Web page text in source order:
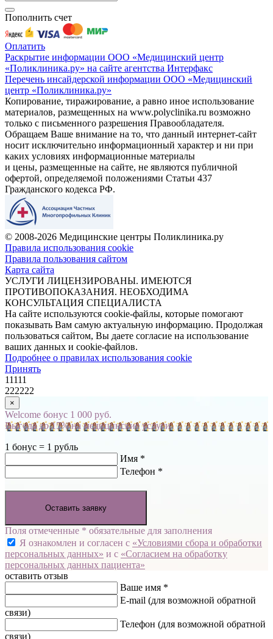
Пополнить счет
Оплатить
Раскрытие информации ООО «Медицинский центр
«Поликлиника.ру» на сайте агентства Интерфакс
Перечень инсайдерской информации ООО «Медицинский
центр «Поликлиника.ру»
Копирование, тиражирование, а равно иное использование
материалов, размещенных на www.polyclinika.ru возможно
только с письменного разрешения Правообладателя.
Обращаем Ваше внимание на то, что данный интернет-сайт
носит исключительно информационный характер и ни при
каких условиях информационные материалы
и цены, размещенные на сайте, не являются публичной
офертой, определяемой положениями Статьи 437
Гражданского кодекса РФ.
© 2008-2026 Медицинские центры Поликлиника.ру
Правила использования cookie
Правила пользования сайтом
Карта сайта
УСЛУГИ ЛИЦЕНЗИРОВАНЫ. ИМЕЮТСЯ
ПРОТИВОПОКАЗАНИЯ. НЕОБХОДИМА
КОНСУЛЬТАЦИЯ СПЕЦИАЛИСТА
На сайте используются cookie-файлы, которые помогают
показывать Вам самую актуальную информацию. Продолжая
пользоваться сайтом, Вы даете согласие на использование
ваших данных и cookie-файлов.
Подробнее о правилах использования cookie
Принять
11111
222222
×
Welcome бонус 1 000 руб.
Выгода до 15% на медицинские услуги
1 бонус = 1 рубль
Имя *
Телефон *
Оставить заявку
Поля отмеченные * обязательные для заполнения
Я ознакомлен и согласен с «Условиями сбора и обработки
персональных данных» и с «Согласием на обработку
персональных данных пациента»
оставить отзыв
Ваше имя *
E-mail (для возможной обратной
связи)
Телефон (для возможной обратной
связи)